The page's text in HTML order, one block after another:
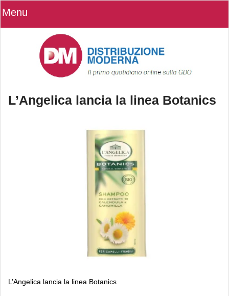
Menu
L’Angelica lancia la linea Botanics
L’Angelica lancia la linea Botanics